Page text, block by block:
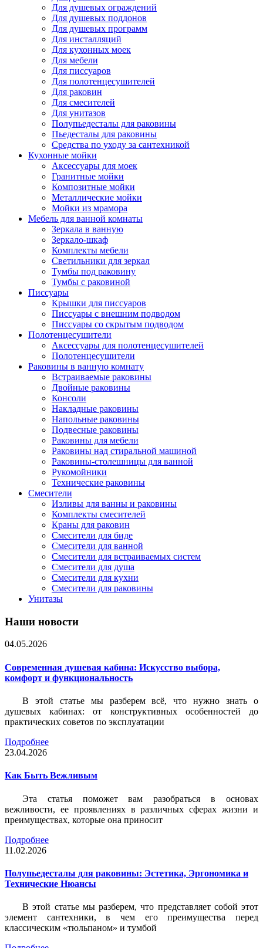
Для душевых ограждений
Для душевых поддонов
Для душевых программ
Для инсталляций
Для кухонных моек
Для мебели
Для писсуаров
Для полотенцесушителей
Для раковин
Для смесителей
Для унитазов
Полупьедесталы для раковины
Пьедесталы для раковины
Средства по уходу за сантехникой
Кухонные мойки
Аксессуары для моек
Гранитные мойки
Композитные мойки
Металлические мойки
Мойки из мрамора
Мебель для ванной комнаты
Зеркала в ванную
Зеркало-шкаф
Комплекты мебели
Светильники для зеркал
Тумбы под раковину
Тумбы с раковиной
Писсуары
Крышки для писсуаров
Писсуары с внешним подводом
Писсуары со скрытым подводом
Полотенцесушители
Аксессуары для полотенцесушителей
Полотенцесушители
Раковины в ванную комнату
Встраиваемые раковины
Двойные раковины
Консоли
Накладные раковины
Напольные раковины
Подвесные раковины
Раковины для мебели
Раковины над стиральной машиной
Раковины-столешницы для ванной
Рукомойники
Технические раковины
Смесители
Изливы для ванны и раковины
Комплекты смесителей
Краны для раковин
Смесители для биде
Смесители для ванной
Смесители для встраиваемых систем
Смесители для душа
Смесители для кухни
Смесители для раковины
Унитазы
Наши новости
04.05.2026
Современная душевая кабина: Искусство выбора,
комфорт и функциональность
В этой статье мы разберем всё, что нужно знать о
душевых кабинах: от конструктивных особенностей до
практических советов по эксплуатации
Подробнее
23.04.2026
Как Быть Вежливым
Эта статья поможет вам разобраться в основах
вежливости, ее проявлениях в различных сферах жизни и
преимуществах, которые она приносит
Подробнее
11.02.2026
Полупьедесталы для раковины: Эстетика, Эргономика и
Технические Нюансы
В этой статье мы разберем, что представляет собой этот
элемент сантехники, в чем его преимущества перед
классическим «тюльпаном» и тумбой